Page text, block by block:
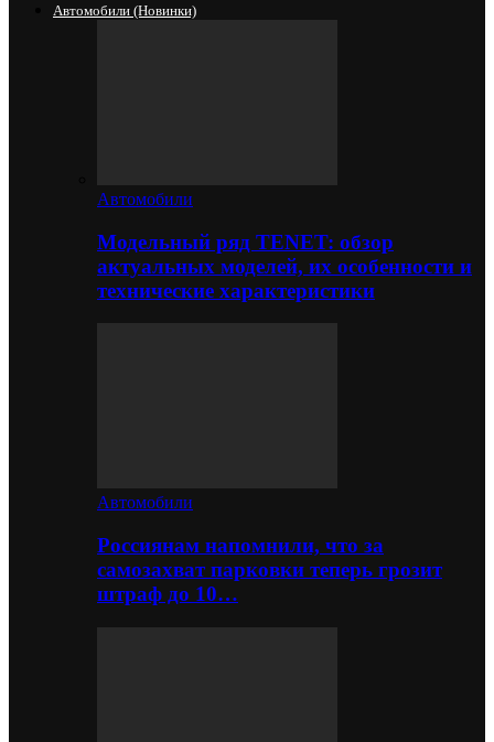
Автомобили (новинки)
Автомобили
Модельный ряд TENET: обзор
актуальных моделей, их особенности и
технические характеристики
Автомобили
Россиянам напомнили, что за
самозахват парковки теперь грозит
штраф до 10…